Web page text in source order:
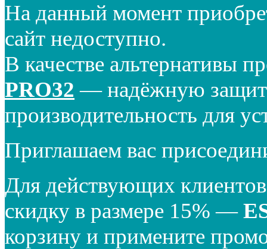
На данный момент
сайт недоступно.
В качестве альтернативы
PRO32 — надёжную
производительность для
Приглашаем вас
Для действующих
скидку в размере 15% —
корзину и примените